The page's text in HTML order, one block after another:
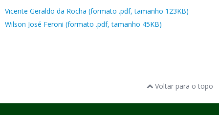
Vicente Geraldo da Rocha (formato .pdf, tamanho 123KB)
Wilson José Feroni (formato .pdf, tamanho 45KB)
Voltar para o topo